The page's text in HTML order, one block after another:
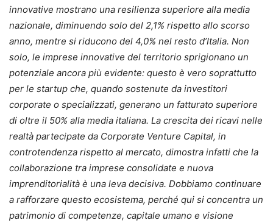
innovative mostrano una resilienza superiore alla media
nazionale, diminuendo solo del 2,1% rispetto allo scorso
anno, mentre si riducono del 4,0% nel resto d’Italia. Non
solo, le imprese innovative del territorio sprigionano un
potenziale ancora più evidente: questo è vero soprattutto
per le startup che, quando sostenute da investitori
corporate o specializzati, generano un fatturato superiore
di oltre il 50% alla media italiana. La crescita dei ricavi nelle
realtà partecipate da Corporate Venture Capital, in
controtendenza rispetto al mercato, dimostra infatti che la
collaborazione tra imprese consolidate e nuova
imprenditorialità è una leva decisiva. Dobbiamo continuare
a rafforzare questo ecosistema, perché qui si concentra un
patrimonio di competenze, capitale umano e visione